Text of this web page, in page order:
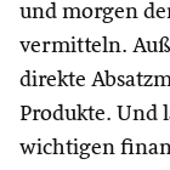
und morgen
vermitteln.
direkte
Produkte. Und
wichtigen